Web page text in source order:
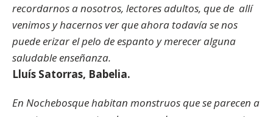
recordarnos a nosotros, lectores adultos, que de allí
venimos y hacernos ver que ahora todavía se nos
puede erizar el pelo de espanto y merecer alguna
saludable enseñanza.
Lluís Satorras, Babelia.
En Nochebosque habitan monstruos que se parecen a